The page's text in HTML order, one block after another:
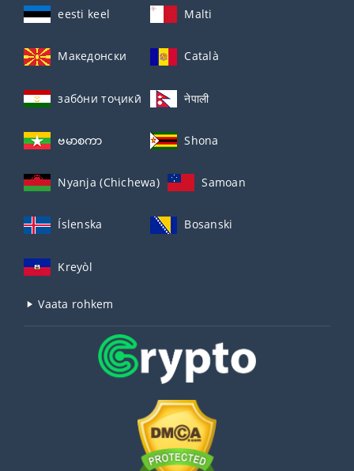
eesti keel Malti
Македонски Català
забо́ни тоҷикӣ́ नेपाली
ဗမာစကာ Shona
Nyanja (Chichewa) Samoan
Íslenska Bosanski
Kreyòl
Vaata rohkem